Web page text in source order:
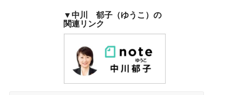
▼中川 郁子（ゆうこ）の
関連リンク